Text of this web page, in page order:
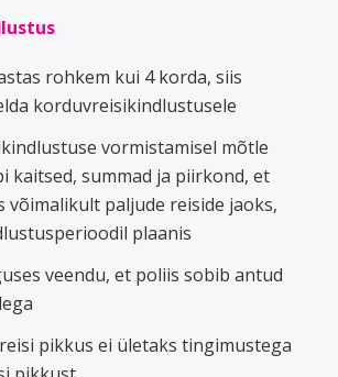
rohkem kui 4 korda, siis
korduvreisikindlustusele
vormistamisel mõtle
kaitsed, summad ja piirkond, et
võimalikult paljude reiside jaoks,
plaanis
veendu, et poliis sobib antud
pikkus ei ületaks tingimustega